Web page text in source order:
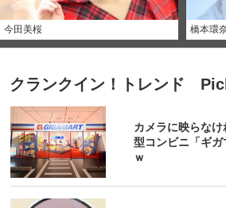
今田美桜 橋本環
クランクイン！トレンド
カメラに映らな
型コンビニ「ギ
ｗ